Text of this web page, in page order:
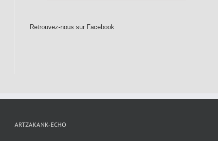
Retrouvez-nous sur Facebook
ARTZAKANK-ECHO